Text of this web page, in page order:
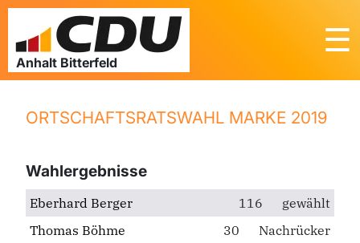
☰
ORTSCHAFTSRATSWAHL MARKE 2019
Wahlergebnisse
Eberhard Berger 116
gewählt
Thomas Böhme
30 Nachrücker